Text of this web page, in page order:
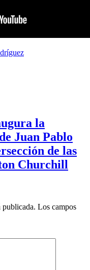
la
Juan Pablo
de las
Churchill
publicada. Los campos